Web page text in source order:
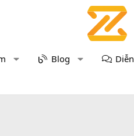
Blog